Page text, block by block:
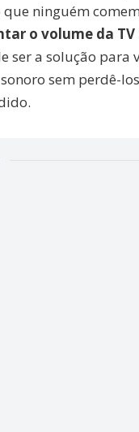
ninguém
o volume da TV
ser a solução para
sem perdê-